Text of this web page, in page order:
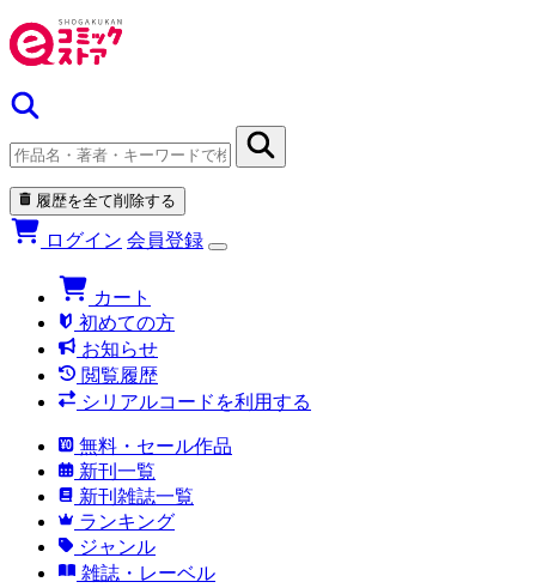
履歴を全て削除する
ログイン 会員登録
カート
初めての方
お知らせ
閲覧履歴
シリアルコードを利用する
無料・セール作品
新刊一覧
新刊雑誌一覧
ランキング
ジャンル
雑誌・レーベル